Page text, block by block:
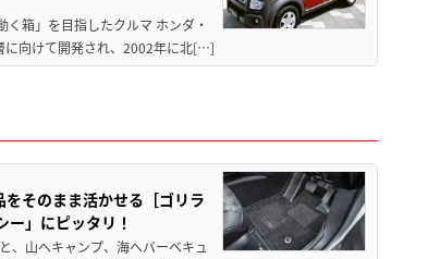
く箱」を目指したクルマ ホンダ・
に向けて開発され、2002年に北[…]
そのまま活かせる［ゴリラ
」にピッタリ！
、山へキャンプ、海へバーベキュ